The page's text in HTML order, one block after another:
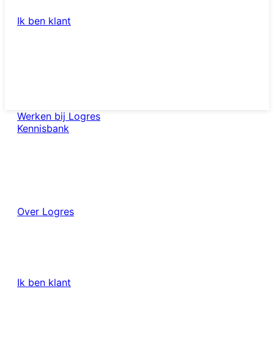
Ik ben klant
Werken bij Logres
Kennisbank
Over Logres
Ik ben klant